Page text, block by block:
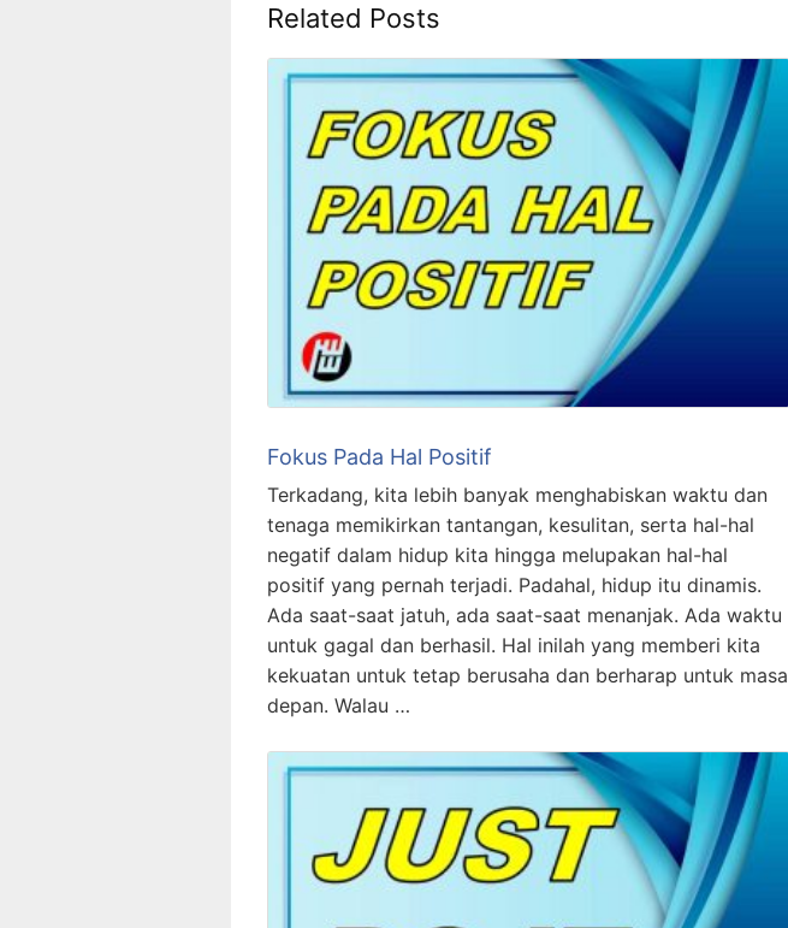
Related Posts
Fokus Pada Hal Positif
Terkadang, kita lebih banyak menghabiskan waktu dan
tenaga memikirkan tantangan, kesulitan, serta hal-hal
negatif dalam hidup kita hingga melupakan hal-hal
positif yang pernah terjadi. Padahal, hidup itu dinamis.
Ada saat-saat jatuh, ada saat-saat menanjak. Ada waktu
untuk gagal dan berhasil. Hal inilah yang memberi kita
kekuatan untuk tetap berusaha dan berharap untuk masa
depan. Walau …